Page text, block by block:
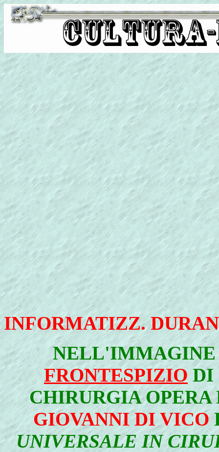
INFORMATIZZ.
NELL'IMMAGINE
FRONTESPIZIODI
CHIRURGIA OPERA
GIOVANNI DI VICO
UNIVERSALE IN